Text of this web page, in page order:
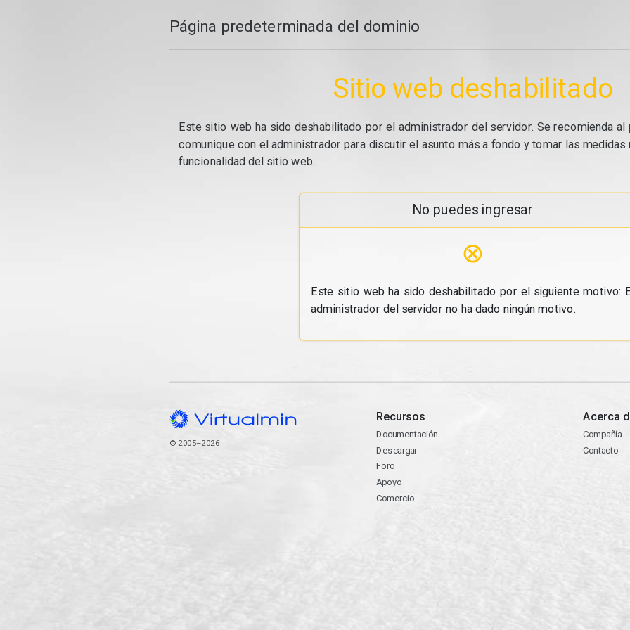
Página predeterminada del dominio
Sitio web deshabilitado
Este sitio web ha sido deshabilitado por el administrador del servidor. Se recomienda
comunique con el administrador para discutir el asunto más a fondo y tomar las medidas
funcionalidad del sitio web.
No puedes ingresar
⊗
Este sitio web ha sido deshabilitado por el siguiente motivo:
administrador del servidor no ha dado ningún motivo.
© 2005–2026
Recursos
Documentación
Descargar
Foro
Apoyo
Comercio
Acerca
Compañía
Contacto